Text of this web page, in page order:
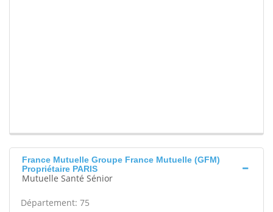
France Mutuelle Groupe France Mutuelle (GFM)
Propriétaire PARIS
Mutuelle Santé Sénior
Département: 75